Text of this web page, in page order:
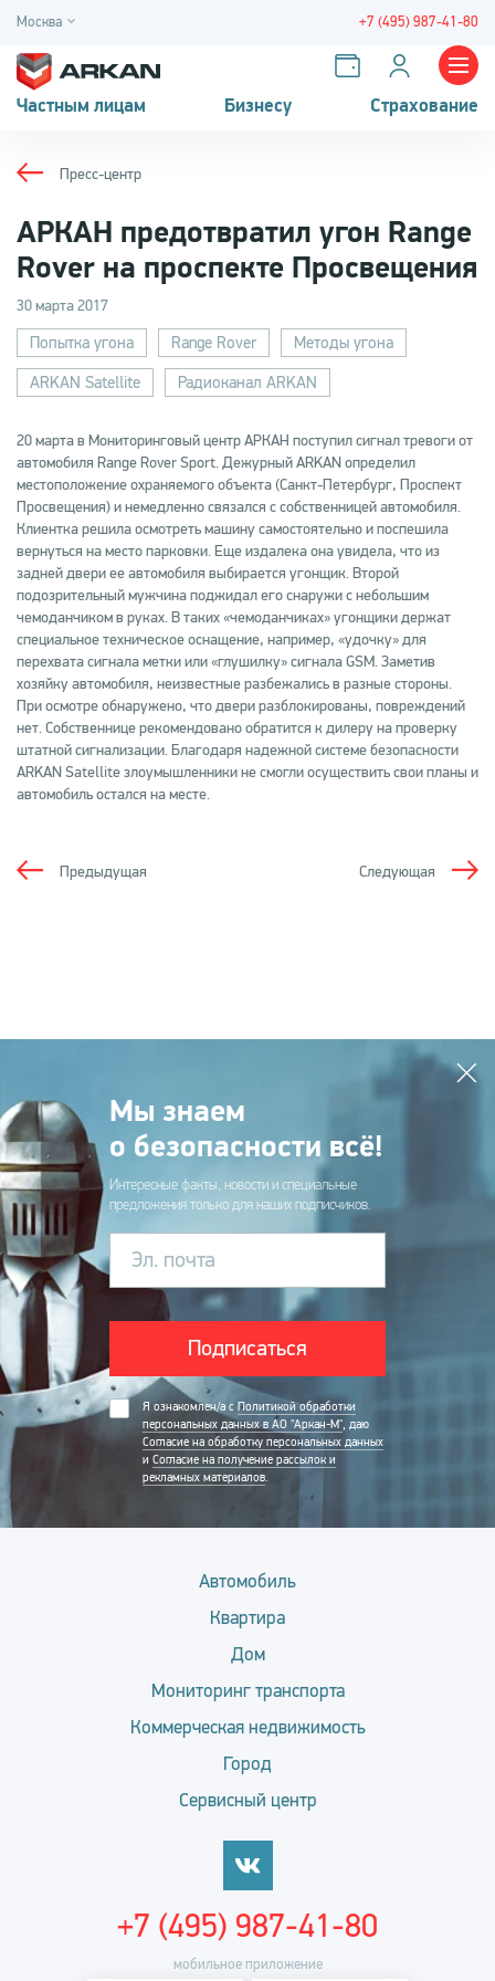
Москва +7 (495) 987-41-80
Частным лицам Бизнесу Страхование
Пресс-центр
АРКАН предотвратил угон Range
Rover на проспекте Просвещения
30 марта 2017
Попытка угона Range Rover
Методы угона
ARKAN Satellite
Радиоканал ARKAN
20 марта в Мониторинговый центр АРКАН поступил сигнал тревоги от
автомобиля Range Rover Sport. Дежурный ARKAN определил
местоположение охраняемого объекта (Санкт-Петербург, Проспект
Просвещения) и немедленно связался с собственницей автомобиля.
Клиентка решила осмотреть машину самостоятельно и поспешила
вернуться на место парковки. Еще издалека она увидела, что из
задней двери ее автомобиля выбирается угонщик. Второй
подозрительный мужчина поджидал его снаружи с небольшим
чемоданчиком в руках. В таких «чемоданчиках» угонщики держат
специальное техническое оснащение, например, «удочку» для
перехвата сигнала метки или «глушилку» сигнала GSM. Заметив
хозяйку автомобиля, неизвестные разбежались в разные стороны.
При осмотре обнаружено, что двери разблокированы, повреждений
нет. Собственнице рекомендовано обратится к дилеру на проверку
штатной сигнализации. Благодаря надежной системе безопасности
ARKAN Satellite злоумышленники не смогли осуществить свои планы и
автомобиль остался на месте.
Следующая
Предыдущая
Мы знаем
о безопасности всё!
Интересные факты, новости и специальные
предложения только для наших подписчиков.
Эл. почта
Подписаться
Я ознакомлен/а с Политикой обработки
персональных данных в АО "Аркан-М", даю
Согласие на обработку персональных данных
и Согласие на получение рассылок и
рекламных материалов.
Автомобиль
Квартира
Дом
Мониторинг транспорта
Коммерческая недвижимость
Город
Сервисный центр
мобильное приложение
+7 (495) 987-41-80